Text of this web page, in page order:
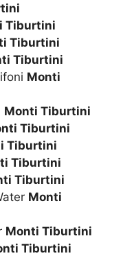
Tiburtini
Tiburtini
Tiburtini
Monti
Monti Tiburtini
Tiburtini
Tiburtini
Tiburtini
Tiburtini
Monti
Monti Tiburtini
Tiburtini